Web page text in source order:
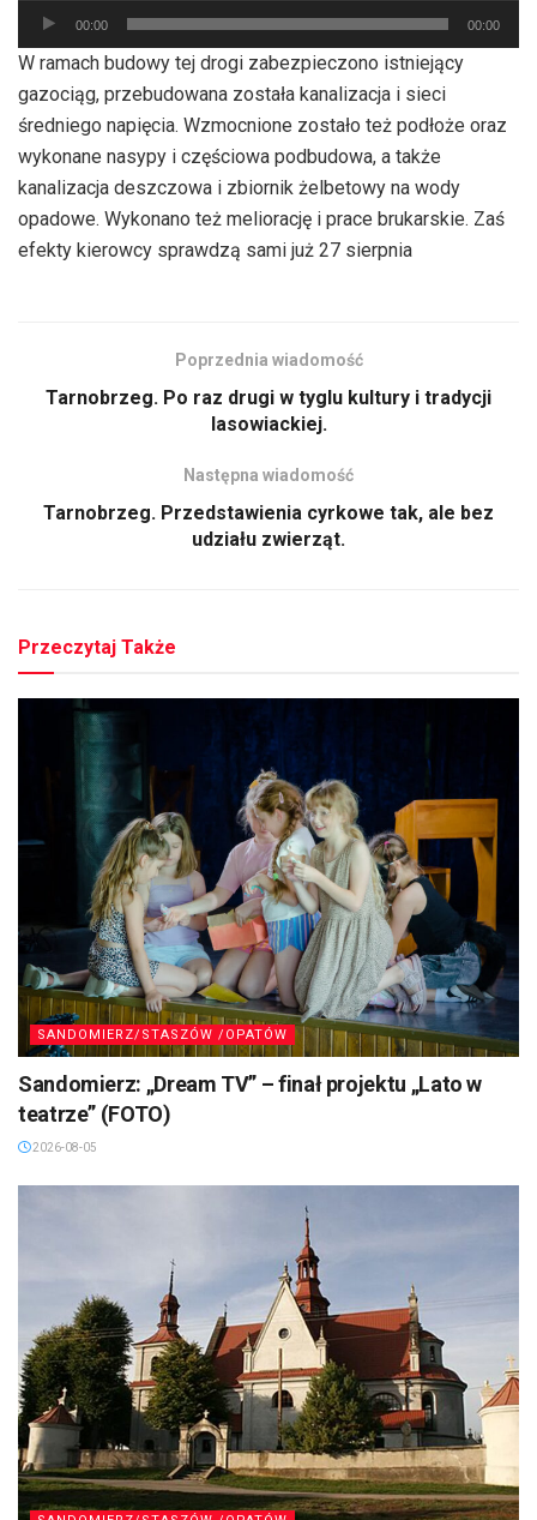
Odtwarzacz
plików
dźwiękowych
00:00 00:00
W ramach budowy tej drogi zabezpieczono istniejący
gazociąg, przebudowana została kanalizacja i sieci
średniego napięcia. Wzmocnione zostało też podłoże oraz
wykonane nasypy i częściowa podbudowa, a także
kanalizacja deszczowa i zbiornik żelbetowy na wody
opadowe. Wykonano też meliorację i prace brukarskie. Zaś
efekty kierowcy sprawdzą sami już 27 sierpnia
Poprzednia wiadomość
Tarnobrzeg. Po raz drugi w tyglu kultury i tradycji
lasowiackiej.
Następna wiadomość
Tarnobrzeg. Przedstawienia cyrkowe tak, ale bez
udziału zwierząt.
Przeczytaj Także
SANDOMIERZ/STASZÓW /OPATÓW
Sandomierz: „Dream TV” – finał projektu „Lato w
teatrze” (FOTO)
2026-08-05